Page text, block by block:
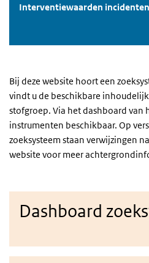
Interventiewaarden
Bij deze website hoort een
vindt u de beschikbare
stofgroep. Via het dashboard van
instrumenten beschikbaar. Op
zoeksysteem staan verwijzingen
website voor meer
Dashboard